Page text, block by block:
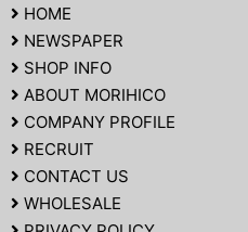
HOME
NEWSPAPER
SHOP INFO
ABOUT MORIHICO
COMPANY PROFILE
RECRUIT
CONTACT US
WHOLESALE